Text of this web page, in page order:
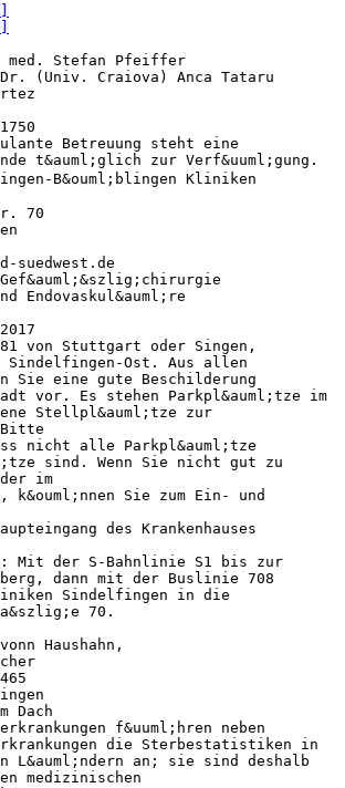
med. Stefan Pfeiffer
(Univ. Craiova) Anca Tataru
Betreuung steht eine
t&auml;glich zur Verf&uuml;gung.
B&ouml;blingen Kliniken
70
suedwest.de
Endovaskul&auml;re
von Stuttgart oder Singen,
Sindelfingen-Ost. Aus allen
Sie eine gute Beschilderung
vor. Es stehen Parkpl&auml;tze im
Stellpl&auml;tze zur
Bitte
nicht alle Parkpl&auml;tze
sind. Wenn Sie nicht gut zu
im
Sie zum Ein- und
des Krankenhauses
Mit der S-Bahnlinie S1 bis zur
dann mit der Buslinie 708
Sindelfingen in die
70.
Haushahn,
Dach
f&uuml;hren neben
die Sterbestatistiken in
an; sie sind deshalb
medizinischen